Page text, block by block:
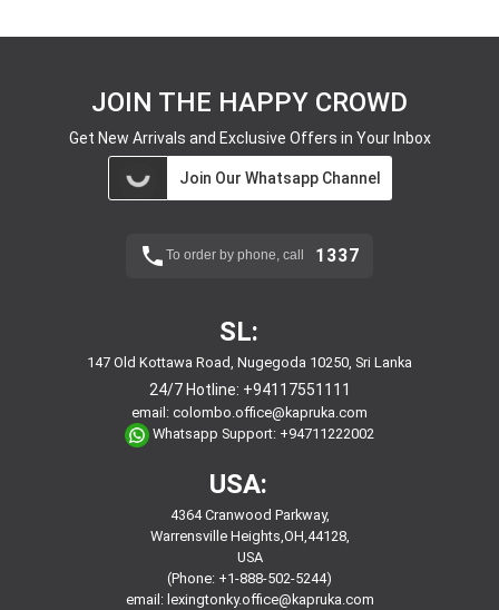
JOIN THE HAPPY CROWD
Get New Arrivals and Exclusive Offers in Your Inbox
Join Our Whatsapp Channel
To order by phone, call 1337
SL:
147 Old Kottawa Road, Nugegoda 10250, Sri Lanka
24/7 Hotline: +94117551111
email: colombo.office@kapruka.com
Whatsapp Support: +94711222002
USA:
4364 Cranwood Parkway,
Warrensville Heights,OH,44128,
USA
(Phone: +1-888-502-5244)
email: lexingtonky.office@kapruka.com